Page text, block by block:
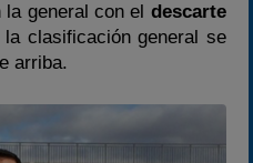
la general con el descarte
la clasificación general se
arriba.